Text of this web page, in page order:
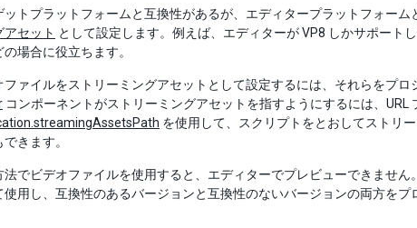
ットプラットフォームと互換性があるが、エディタープラットフォー
アセット として設定します。例えば、エディターが VP8 しかサポート
の場合に役立ちます。
ファイルをストリーミングアセットとして設定するには、それらをプロ
コンポーネントがストリーミングアセットを指すようにするには、URL
を使用して、スクリプトをとおしてストリ
できます。
法でビデオファイルを使用すると、エディターでプレビューできませ
使用し、互換性のあるバージョンと互換性のないバージョンの両方を